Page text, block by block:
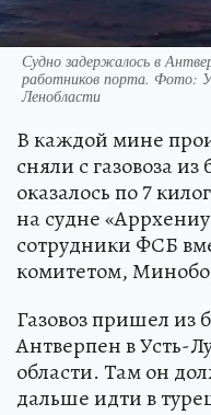
Судно задержалось в
работников порта. Фото:
Ленобласти
В каждой мине
сняли с газовоза
оказалось по 7
на судне
сотрудники ФСБ
комитетом,
Газовоз пришел из
Антверпен в Усть-
области. Там он
дальше идти в